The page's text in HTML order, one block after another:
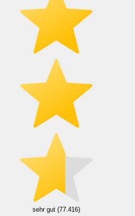
sehr gut (77.416)